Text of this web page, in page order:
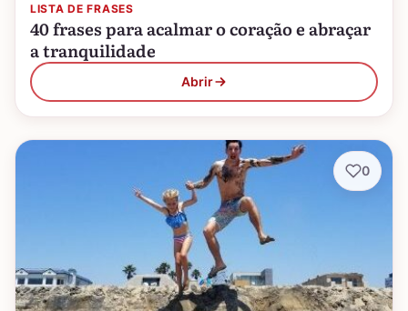
LISTA DE FRASES
40 frases para acalmar o coração e abraçar
a tranquilidade
Abrir
0